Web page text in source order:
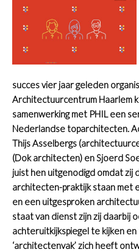
succes vier jaar geleden
Architectuurcentrum Haarlem
samenwerking met PHIL een
Nederlandse toparchitecten.
Thijs Asselbergs
(Dok architecten) en Sjoerd
juist hen uitgenodigd omdat zij
architecten-praktijk staan met
en een uitgesproken
staat van dienst zijn zij daarbij
achteruitkijkspiegel te kijken
‘architectenvak’ zich heeft